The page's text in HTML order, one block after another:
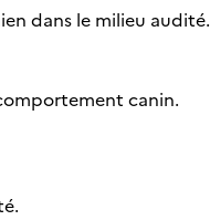
dans le milieu audité.
canin.